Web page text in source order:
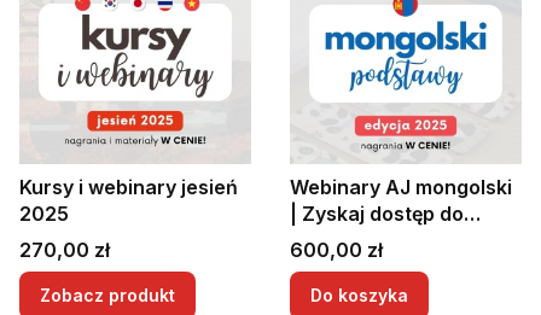
Kursy i webinary jesień
2025
Cena
270,00 zł
Zobacz produkt
Webinary AJ mongolski
| Zyskaj dostęp do
nagrań | Kurs
mongolskiego | Lekcje
mongolskiego
Cena
600,00 zł
Do koszyka